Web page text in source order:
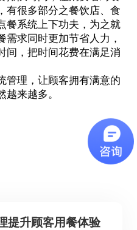
有很多部分之餐饮店、食
餐系统上下功夫，为之就
需求同时更加节省人力，
间，把时间花费在满足消
管理，让顾客拥有满意的
越来越多。
提升顾客用餐体验